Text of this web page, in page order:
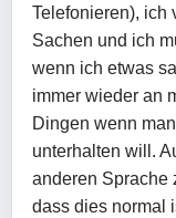
Telefonieren), ich
Sachen und ich
wenn ich etwas
immer wieder an
Dingen wenn
unterhalten will.
anderen Sprache
dass dies normal